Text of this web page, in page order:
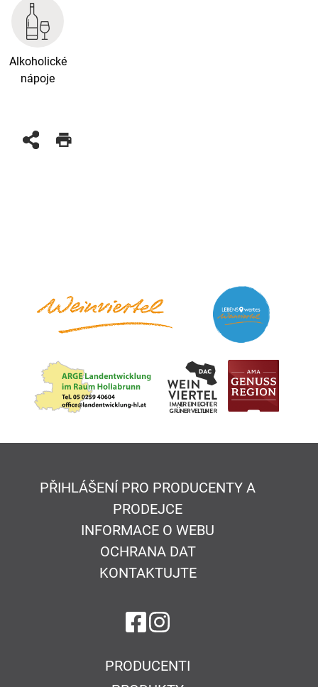
Alkoholické
nápoje
PŘIHLÁŠENÍ PRO PRODUCENTY A
PRODEJCE
INFORMACE O WEBU
OCHRANA DAT
KONTAKTUJTE
na Facebook
na Instagram
PRODUCENTI